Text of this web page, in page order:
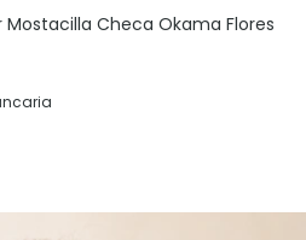
Mostacilla Checa Okama Flores